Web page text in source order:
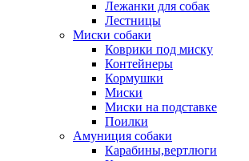
Лежанки для собак
Лестницы
Миски собаки
Коврики под миску
Контейнеры
Кормушки
Миски
Миски на подставке
Поилки
Амуниция собаки
Карабины,вертлюги